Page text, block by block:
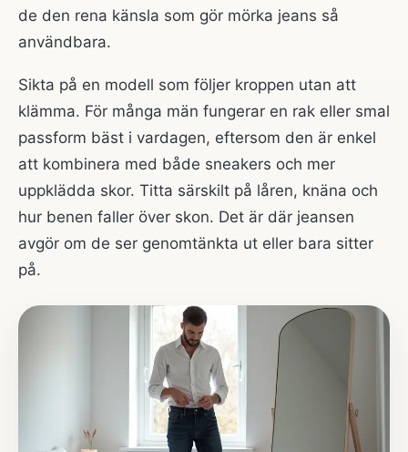
de den rena känsla som gör mörka jeans så
användbara.
Sikta på en modell som följer kroppen utan att
klämma. För många män fungerar en rak eller smal
passform bäst i vardagen, eftersom den är enkel
att kombinera med både sneakers och mer
uppklädda skor. Titta särskilt på låren, knäna och
hur benen faller över skon. Det är där jeansen
avgör om de ser genomtänkta ut eller bara sitter
på.